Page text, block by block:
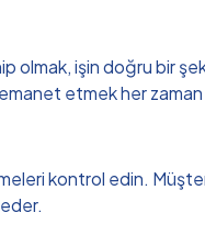
işin doğru bir
etmek her zaman
kontrol edin.